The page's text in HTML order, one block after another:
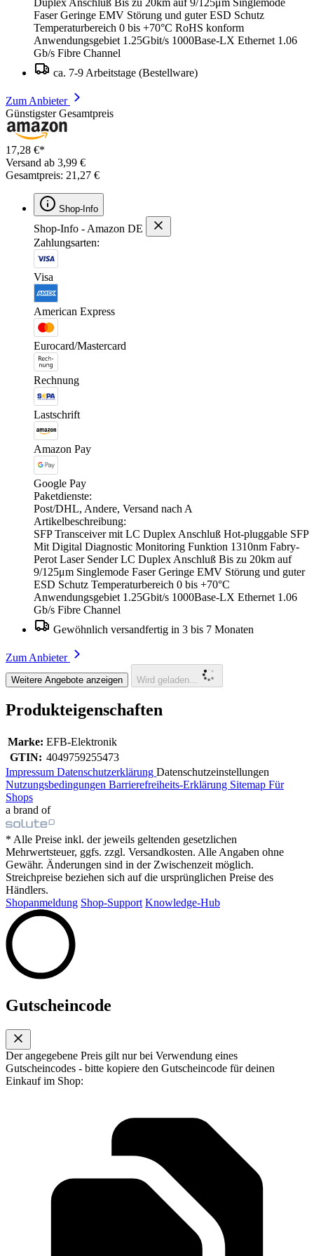
Faser Geringe EMV Störung und guter ESD Schutz
Temperaturbereich 0 bis +70°C RoHS konform
Anwendungsgebiet 1.25Gbit/s 1000Base-LX Ethernet 1.06
Gb/s Fibre Channel
ca. 7-9 Arbeitstage (Bestellware)
Zum Anbieter
Günstigster Gesamtpreis
17,28 €*
Versand ab 3,99 €
Gesamtpreis: 21,27 €
Shop-Info
Shop-Info - Amazon DE
Zahlungsarten:
Visa
American Express
Eurocard/Mastercard
Rechnung
Lastschrift
Amazon Pay
Google Pay
Paketdienste:
Post/DHL, Andere, Versand nach A
Artikelbeschreibung:
SFP Transceiver mit LC Duplex Anschluß Hot-pluggable SFP
Mit Digital Diagnostic Monitoring Funktion 1310nm Fabry-
Perot Laser Sender LC Duplex Anschluß Bis zu 20km auf
9/125μm Singlemode Faser Geringe EMV Störung und guter
ESD Schutz Temperaturbereich 0 bis +70°C
Anwendungsgebiet 1.25Gbit/s 1000Base-LX Ethernet 1.06
Gb/s Fibre Channel
Gewöhnlich versandfertig in 3 bis 7 Monaten
Zum Anbieter
Weitere Angebote anzeigen Wird geladen...
Produkteigenschaften
Marke: EFB-Elektronik
GTIN: 4049759255473
Impressum Datenschutzerklärung Datenschutzeinstellungen
Nutzungsbedingungen Barrierefreiheits-Erklärung Sitemap Für
Shops
a brand of
* Alle Preise inkl. der jeweils geltenden gesetzlichen
Mehrwertsteuer, ggfs. zzgl. Versandkosten. Alle Angaben ohne
Gewähr. Änderungen sind in der Zwischenzeit möglich.
Streichpreise beziehen sich auf die ursprünglichen Preise des
Händlers.
Shopanmeldung Shop-Support Knowledge-Hub
Gutscheincode
Der angegebene Preis gilt nur bei Verwendung eines
Gutscheincodes - bitte kopiere den Gutscheincode für deinen
Einkauf im Shop: